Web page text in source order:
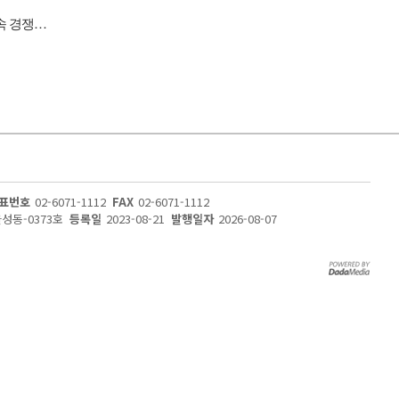
[이슈 체크] 자동차, 현대차·기아 전기차 판매 호조…중국 공세 속 경쟁력 시험대
번호 02-6071-1112 FAX 02-6071-1112
동-0373호 등록일 2023-08-21 발행일자 2026-08-07